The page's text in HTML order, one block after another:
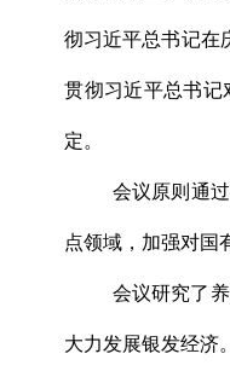
彻习近平总书记在
贯彻习近平总书记
定。
会议原则通
点领域，加强对国
会议研究了
大力发展银发经济。